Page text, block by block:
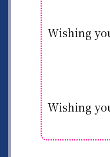
Wishing
Wishing